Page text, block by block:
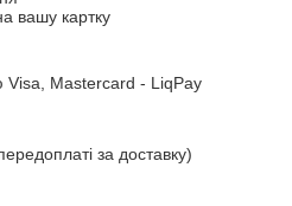
вашу картку
Visa, Mastercard - LiqPay
за доставку)